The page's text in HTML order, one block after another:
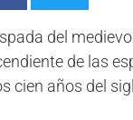
del
de las
cien años del